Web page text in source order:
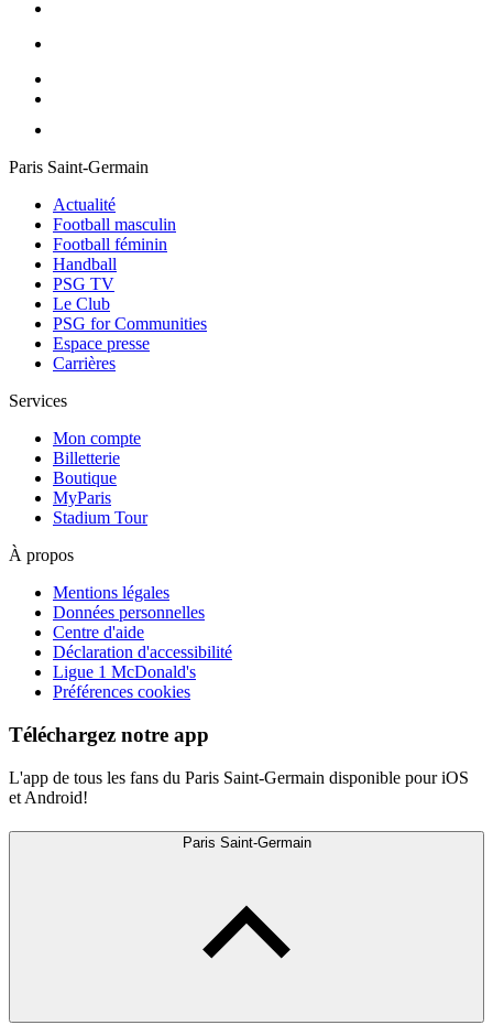
Paris Saint-Germain
Actualité
Football masculin
Football féminin
Handball
PSG TV
Le Club
PSG for Communities
Espace presse
Carrières
Services
Mon compte
Billetterie
Boutique
MyParis
Stadium Tour
À propos
Mentions légales
Données personnelles
Centre d'aide
Déclaration d'accessibilité
Ligue 1 McDonald's
Préférences cookies
Téléchargez notre app
L'app de tous les fans du Paris Saint-Germain disponible pour iOS
et Android!
Paris Saint-Germain